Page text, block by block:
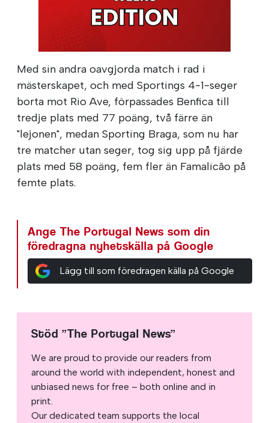
Med sin andra oavgjorda match i rad i
mästerskapet, och med Sportings 4-1-seger
borta mot Rio Ave, förpassades Benfica till
tredje plats med 77 poäng, två färre än
"lejonen", medan Sporting Braga, som nu har
tre matcher utan seger, tog sig upp på fjärde
plats med 58 poäng, fem fler än Famalicão på
femte plats.
Ange The Portugal News som din
föredragna nyhetskälla på Google
Lägg till som föredragen källa på Google
Stöd ”The Portugal News”
We are proud to provide our readers from
around the world with independent, honest and
unbiased news for free – both online and in
print.
Our dedicated team supports the local